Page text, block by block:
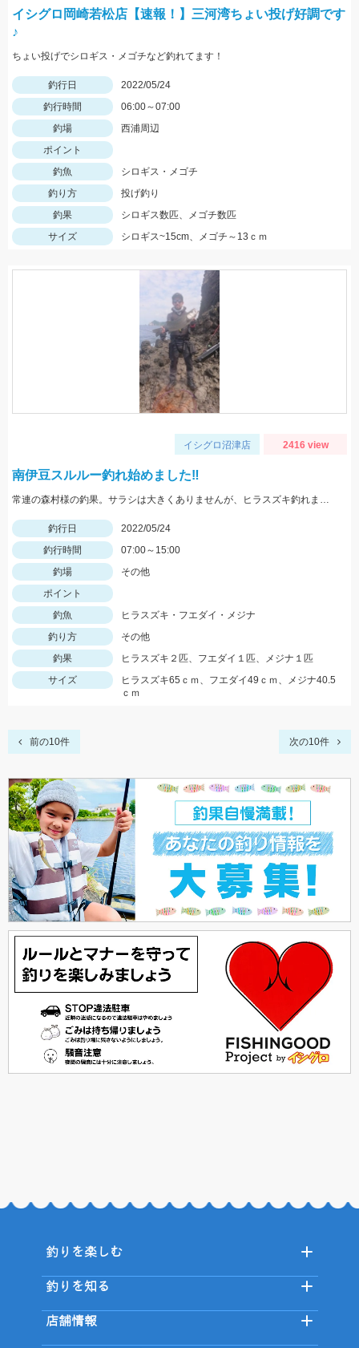
イシグロ岡崎若松店【速報！】三河湾ちょい投げ好調です
♪
ちょい投げでシロギス・メゴチなど釣れてます！
釣行日
2022/05/24
釣行時間
06:00～07:00
釣場
西浦周辺
ポイント
釣魚
シロギス・メゴチ
釣り方
投げ釣り
釣果
シロギス数匹、メゴチ数匹
サイズ
シロギス~15cm、メゴチ～13ｃｍ
イシグロ沼津店 2416 view
南伊豆スルルー釣れ始めました‼
常連の森村様の釣果。サラシは大きくありませんが、ヒラスズキ釣れました！
釣行日
2022/05/24
釣行時間
07:00～15:00
釣場
その他
ポイント
釣魚
ヒラスズキ・フエダイ・メジナ
釣り方
その他
釣果
ヒラスズキ２匹、フエダイ１匹、メジナ１匹
サイズ
ヒラスズキ65ｃｍ、フエダイ49ｃｍ、メジナ40.5
ｃｍ
前の10件 次の10件
釣りを楽しむ
釣りを知る
店舗情報